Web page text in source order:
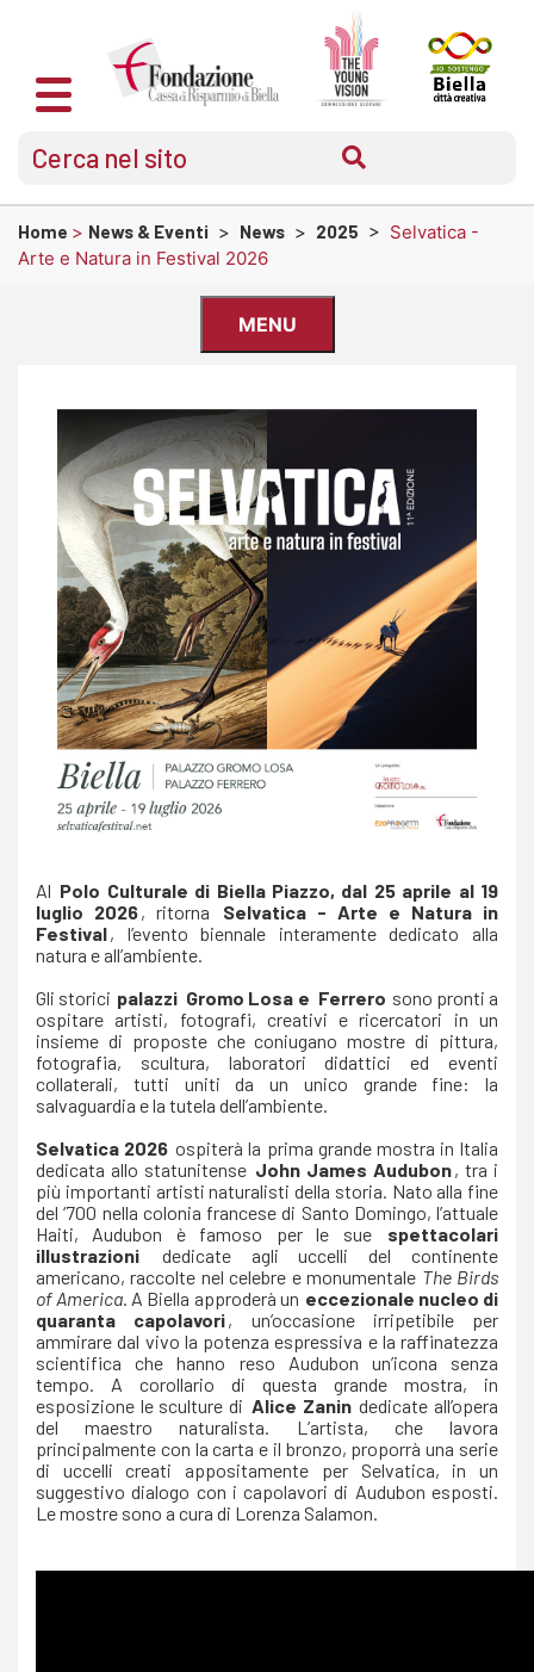
Home > News & Eventi > News > 2025 > Selvatica -
Arte e Natura in Festival 2026
MENU
Al Polo Culturale di Biella Piazzo, dal 25 aprile al 19
luglio 2026, ritorna
Selvatica - Arte e Natura in
Festival, l’evento biennale interamente dedicato alla
natura e all’ambiente.
Gli storici palazzi Gromo Losa e Ferrero sono pronti a
ospitare artisti, fotografi, creativi e ricercatori in un
insieme di proposte che coniugano mostre di pittura,
fotografia, scultura, laboratori didattici ed eventi
collaterali, tutti uniti da un unico grande fine: la
salvaguardia e la tutela dell’ambiente.
Selvatica 2026 ospiterà la prima grande mostra in Italia
dedicata allo statunitense John James Audubon, tra i
più importanti artisti naturalisti della storia. Nato alla fine
del ‘700 nella colonia francese di Santo Domingo, l’attuale
Haiti, Audubon è famoso per le sue
spettacolari
illustrazioni
dedicate agli uccelli del continente
americano, raccolte nel celebre e monumentale The Birds
of America . A Biella approderà un eccezionale nucleo di
quaranta capolavori, un’occasione irripetibile per
ammirare dal vivo la potenza espressiva e la raffinatezza
scientifica che hanno reso Audubon un’icona senza
tempo. A corollario di questa grande mostra, in
esposizione le sculture di Alice Zanin dedicate all’opera
del maestro naturalista. L’artista, che lavora
principalmente con la carta e il bronzo, proporrà una serie
di uccelli creati appositamente per Selvatica, in un
suggestivo dialogo con i capolavori di Audubon esposti.
Le mostre sono a cura di Lorenza Salamon.